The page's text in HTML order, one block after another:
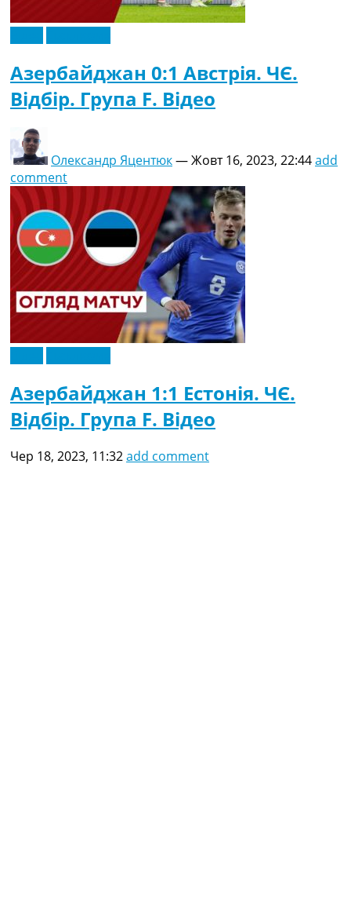
Азербайджан 0:1 Австрія. ЧЄ.
Відбір. Група F. Відео
Олександр Яцентюк—Жовт 16, 2023, 22:44add
comment
Азербайджан 1:1 Естонія. ЧЄ.
Відбір. Група F. Відео
Чер 18, 2023, 11:32add comment